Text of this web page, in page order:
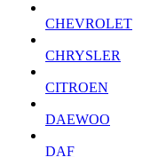
CHEVROLET
CHRYSLER
CITROEN
DAEWOO
DAF